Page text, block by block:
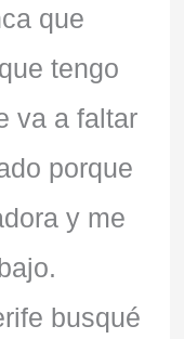
que
tengo
va a faltar
porque
y me
busqué